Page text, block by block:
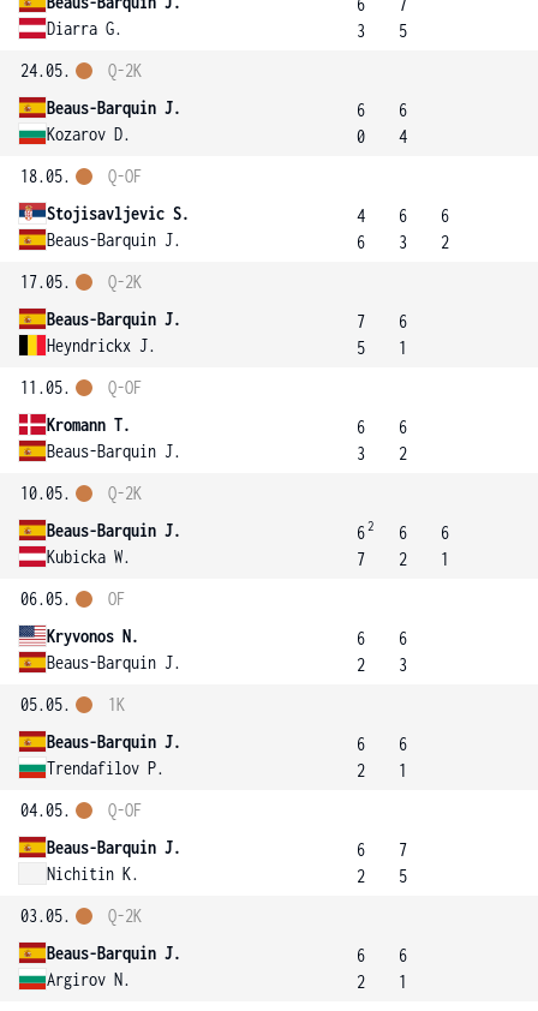
Diarra G.
6
3
7
5
24.05.
Beaus-Barquin J.
Kozarov D.
Q-2K
6
0
6
4
18.05.
Stojisavljevic S.
Beaus-Barquin J.
Q-OF
4
6
6
3
6
2
17.05.
Beaus-Barquin J.
Heyndrickx J.
Q-2K
7
5
6
1
11.05.
Kromann T.
Beaus-Barquin J.
Q-OF
6
3
6
2
10.05.
Beaus-Barquin J.
Kubicka W.
Q-2K
62
7
6
2
6
1
06.05.
Kryvonos N.
Beaus-Barquin J.
OF
6
2
6
3
05.05.
Beaus-Barquin J.
Trendafilov P.
1K
6
2
6
1
04.05.
Beaus-Barquin J.
Nichitin K.
Q-OF
6
2
7
5
03.05.
Beaus-Barquin J.
Argirov N.
Q-2K
6
2
6
1